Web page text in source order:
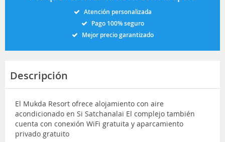
Atención personalizada
Pago 100% seguro
Mejor precio garantizado
Descripción
El Mukda Resort ofrece alojamiento con aire
acondicionado en Si Satchanalai El complejo también
cuenta con conexión WiFi gratuita y aparcamiento
privado gratuito